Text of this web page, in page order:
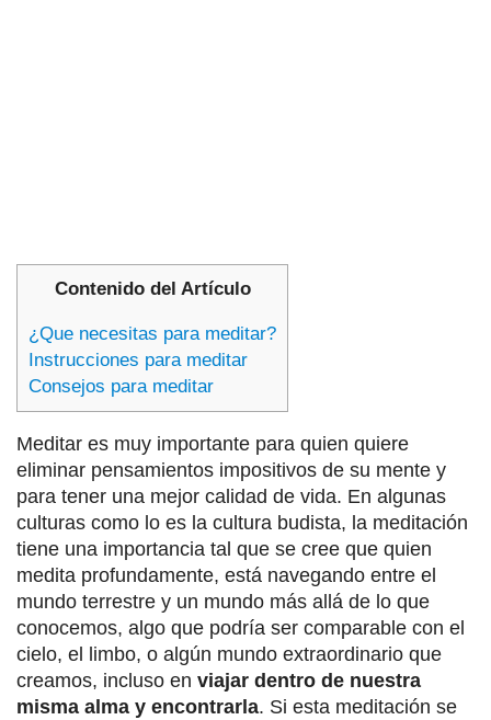
Contenido del Artículo
¿Que necesitas para meditar?
Instrucciones para meditar
Consejos para meditar
Meditar es muy importante para quien quiere
eliminar pensamientos impositivos de su mente y
para tener una mejor calidad de vida. En algunas
culturas como lo es la cultura budista, la meditación
tiene una importancia tal que se cree que quien
medita profundamente, está navegando entre el
mundo terrestre y un mundo más allá de lo que
conocemos, algo que podría ser comparable con el
cielo, el limbo, o algún mundo extraordinario que
creamos, incluso en viajar dentro de nuestra
misma alma y encontrarla. Si esta meditación se